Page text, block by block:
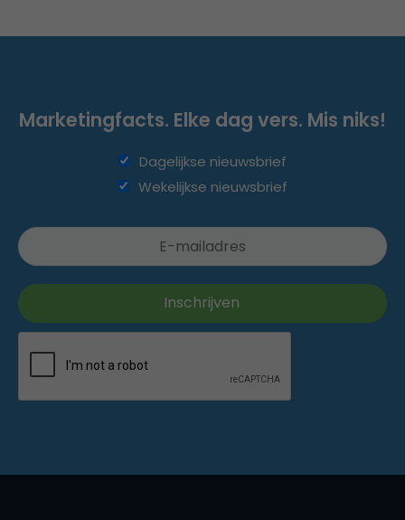
Marketingfacts. Elke dag vers. Mis niks!
Dagelijkse nieuwsbrief
Wekelijkse nieuwsbrief